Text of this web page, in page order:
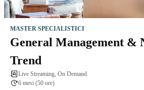
MASTER SPECIALISTICI
General Management &
Trend
Live Streaming, On Demand
6 mesi (50 ore)